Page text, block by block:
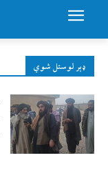
ډېر لوستل شوي